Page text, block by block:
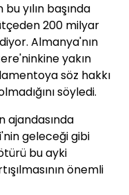
yılın başında
200 milyar
Almanya'nın
yakın
söz hakkı
söyledi.
ajandasında
geleceği gibi
bu ayki
önemli